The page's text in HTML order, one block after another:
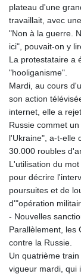
plateau d'une
travaillait, avec
"Non à la guerre.
ici", pouvait-on y
La protestataire a
"hooliganisme".
Mardi, au cours
son action
internet, elle a
Russie commet
l'Ukraine", a-t-elle
30.000 roubles
L'utilisation du
pour décrire
poursuites et de
d'"opération
- Nouvelles
Parallèlement, les
contre la Russie.
Un quatrième
vigueur mardi, qui